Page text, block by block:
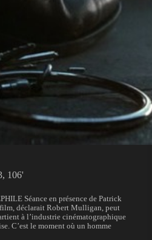
106'
Séance en présence de Patrick
déclarait Robert Mulligan, peut
à l’industrie cinématographique
C’est le moment où un homme